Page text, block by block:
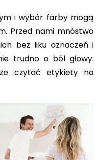
i wybór farby mogą
Przed nami mnóstwo
bez liku oznaczeń i
trudno o ból głowy.
czytać etykiety na